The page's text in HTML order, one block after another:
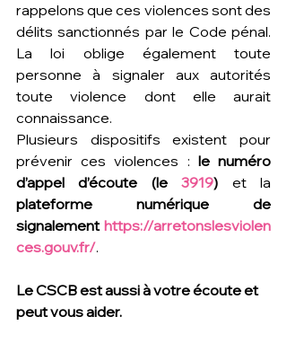
rappelons que ces violences sont des
délits sanctionnés par le Code pénal.
La loi oblige également toute
personne à signaler aux autorités
toute violence dont elle aurait
connaissance.
Plusieurs dispositifs existent pour
prévenir ces violences : le numéro
d’appel d’écoute (le 3919)
plateforme numérique de
signalement https://arretonslesviolen
ces.gouv.fr/.
Le CSCB est aussi à votre écoute et
peut vous aider.